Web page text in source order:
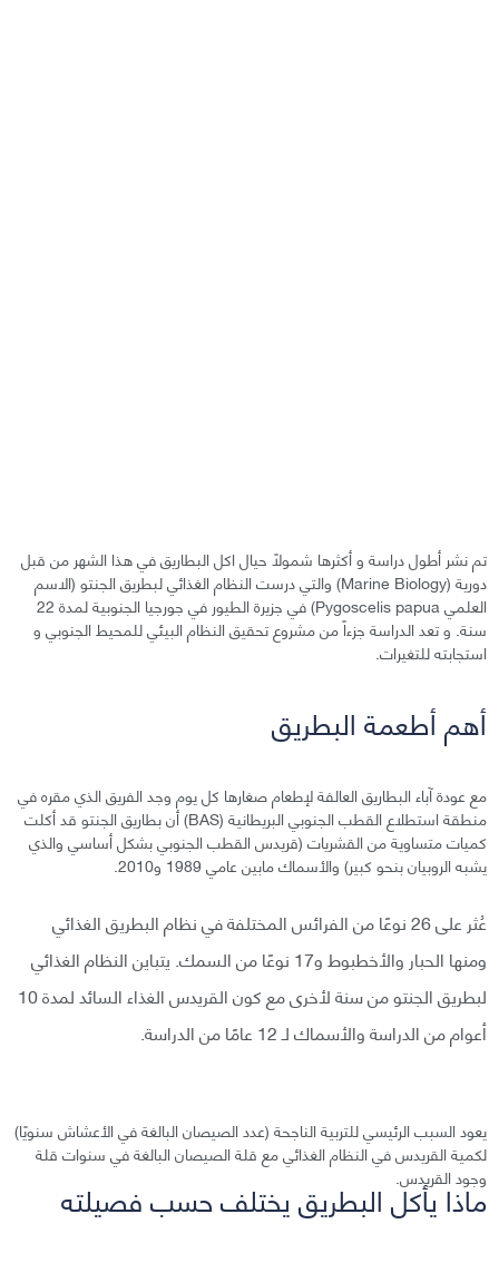
تم نشر أطول دراسة و أكثرها شمولًا حيال اكل البطاريق في هذا الشهر من قبل
دورية (Marine Biology) والتي درست النظام الغذائي لبطريق الجنتو (الاسم
العلمي Pygoscelis papua) في جزيرة الطيور في جورجيا الجنوبية لمدة 22
سنة. و تعد الدراسة جزءاً من مشروع تحقيق النظام البيئي للمحيط الجنوبي و
استجابته للتغيرات.
أهم أطعمة البطريق
مع عودة آباء البطاريق العالفة لإطعام صغارها كل يوم وجد الفريق الذي مقره في
منطقة استطلاع القطب الجنوبي البريطانية (BAS) أن بطاريق الجنتو قد أكلت
كميات متساوية من القشريات (قريدس القطب الجنوبي بشكل أساسي والذي
يشبه الروبيان بنحو كبير) والأسماك مابين عامي 1989 و2010.
عُثر على 26 نوعًا من الفرائس المختلفة في نظام البطريق الغذائي
ومنها الحبار والأخطبوط و17 نوعًا من السمك. يتباين النظام الغذائي
لبطريق الجنتو من سنة لأخرى مع كون القريدس الغذاء السائد لمدة 10
أعوام من الدراسة والأسماك لـ 12 عامًا من الدراسة.
يعود السبب الرئيسي للتربية الناجحة (عدد الصيصان البالغة في الأعشاش سنويًا)
لكمية القريدس في النظام الغذائي مع قلة الصيصان البالغة في سنوات قلة
وجود القريدس.
ماذا يأكل البطريق يختلف حسب فصيلته